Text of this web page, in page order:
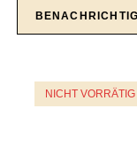
NICHT VORRÄTIG